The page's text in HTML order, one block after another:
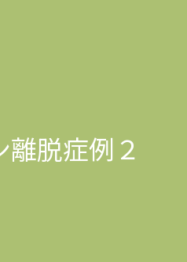
脱症例２